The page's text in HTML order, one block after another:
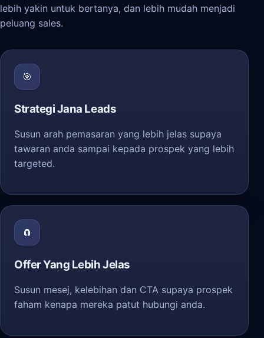
lebih yakin untuk bertanya, dan lebih mudah menjadi
peluang sales.
🎯
Strategi Jana Leads
Susun arah pemasaran yang lebih jelas supaya
tawaran anda sampai kepada prospek yang lebih
targeted.
🧲
Offer Yang Lebih Jelas
Susun mesej, kelebihan dan CTA supaya prospek
faham kenapa mereka patut hubungi anda.